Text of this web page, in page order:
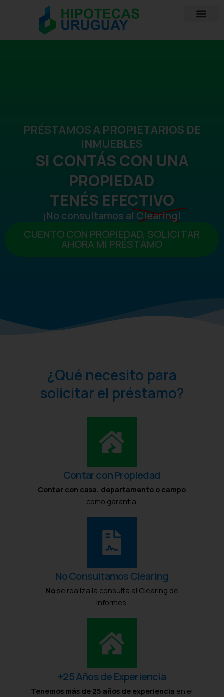
PRÉSTAMOSA PROPIETARIOS DE
INMUEBLES
SI CONTÁS CON UNA
PROPIEDAD
TENÉS EFECTIVO
¡No consultamos al Clearing!
CUENTO CON PROPIEDAD, SOLICITAR
AHORA MI PRÉSTAMO
¿Qué necesito para
solicitar el préstamo?
Contar con Propiedad
Contar con casa, departamento o campo
como garantía.
No Consultamos Clearing
No se realiza la consulta al Clearing de
informes.
+25 Años de Experiencia
Tenemos más de 25 años de experiencia en el